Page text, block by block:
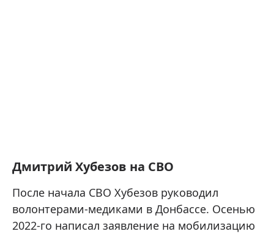
Дмитрий Хубезов на СВО
После начала СВО Хубезов руководил
волонтерами-медиками в Донбассе. Осенью
2022-го написал заявление на мобилизацию